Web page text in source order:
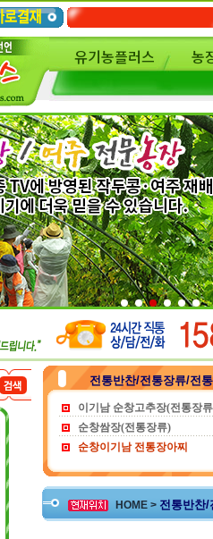
유기농플러스 농
전통반찬/전통장류/전
이기남 순창고추장(전통장
순창쌈장(전통장류)
순창이기남 전통장아찌
HOME > 전통반찬